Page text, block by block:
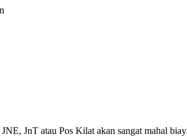
JnT atau Pos Kilat akan sangat mahal